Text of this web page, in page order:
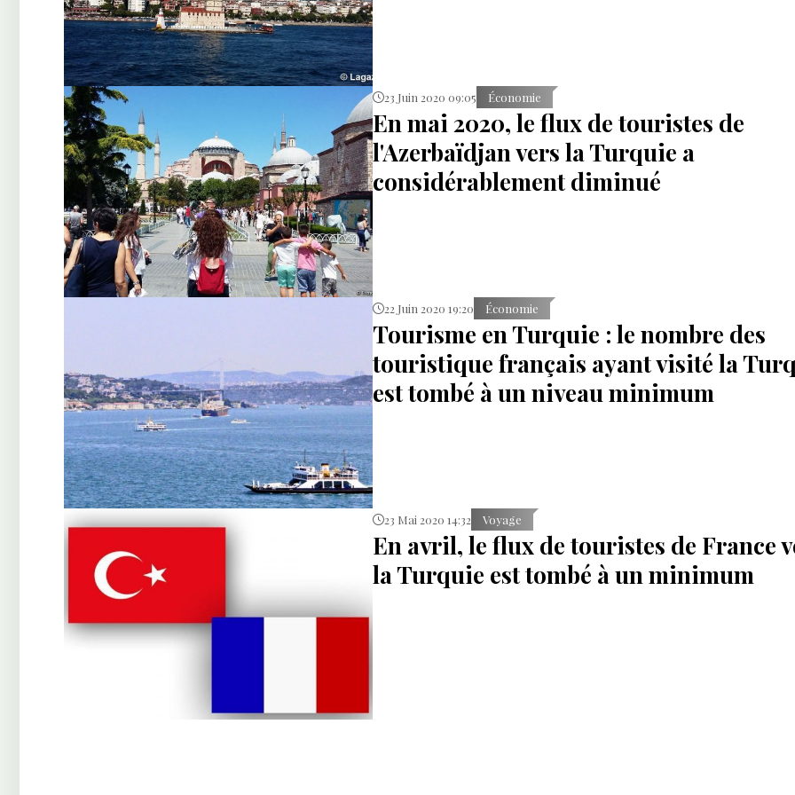
23 Juin 2020 09:05 Économie
En mai 2020, le flux de touristes de
l'Azerbaïdjan vers la Turquie a
considérablement diminué
22 Juin 2020 19:20 Économie
Tourisme en Turquie : le nombre des
touristique français ayant visité la
est tombé à un niveau minimum
23 Mai 2020 14:32 Voyage
En avril, le flux de touristes de France
la Turquie est tombé à un minimum